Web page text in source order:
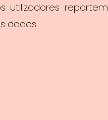
utilizadores reportem
dados.